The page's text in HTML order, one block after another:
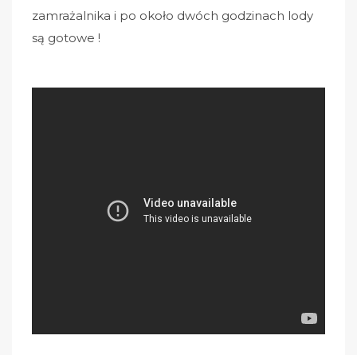
zamrażalnika i po około dwóch godzinach lody
są gotowe !